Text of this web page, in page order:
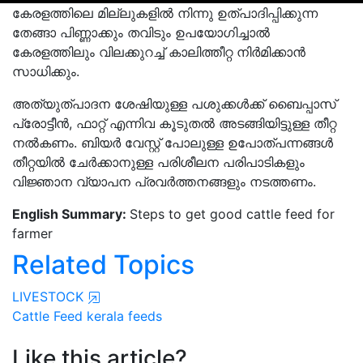
കേരളത്തിലെ മില്ലുകളിൽ നിന്നു ഉത്പാദിപ്പിക്കുന്ന
തേങ്ങാ പിണ്ണാക്കും തവിടും ഉപയോഗിച്ചാൽ
കേരളത്തിലും വിലക്കുറച്ച് കാലിത്തീറ്റ നിർമിക്കാൻ
സാധിക്കും.
അത്യുത്പാദന ശേഷിയുള്ള പശുക്കൾക്ക് ബൈപ്പാസ്
പ്രോട്ടീൻ, ഫാറ്റ് എന്നിവ കൂടുതൽ അടങ്ങിയിട്ടുള്ള തീറ്റ
നൽകണം. ബിയർ വേസ്റ്റ് പോലുള്ള ഉപോത്‌പന്നങ്ങൾ
തീറ്റയിൽ ചേർക്കാനുള്ള പരിശീലന പരിപാടികളും
വിജ്ഞാന വ്യാപന പ്രവർത്തനങ്ങളും നടത്തണം.
English Summary: Steps to get good cattle feed for
farmer
Related Topics
LIVESTOCK
Cattle Feed kerala feeds